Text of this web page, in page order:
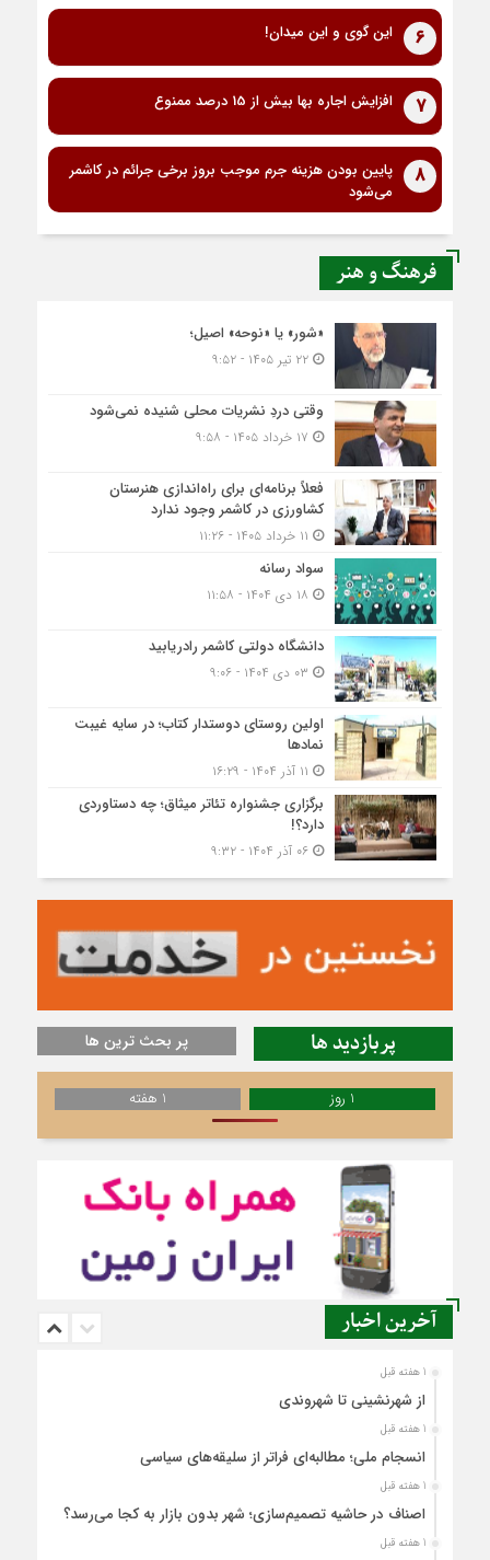
6 این گوی و این میدان!
7 افزایش اجاره بها بیش از 15 درصد ممنوع
8
پایین بودن هزینه جرم موجب بروز برخی جرائم در کاشمر
می‌شود
فرهنگ و هنر
«شور» یا «نوحه» اصیل؛
۲۲ تیر ۱۴۰۵ - ۹:۵۲
وقتی دردِ نشریات محلی شنیده نمی‌شود
فعلاً برنامه‌ای برای راه‌اندازی هنرستان
کشاورزی در کاشمر وجود ندارد
سواد رسانه
دانشگاه دولتی کاشمر‌ رادریابید
اولین روستای دوستدار کتاب؛ در سایه غیبت
نمادها
برگزاری جشنواره تئاتر میثاق؛ چه دستاوردی
دارد؟!
۰۶ آذر ۱۴۰۴ - ۹:۳۲
پربازدید ها پر بحث ترین ها
1 روز 1 هفته
آخرین اخبار
1 هفته قبل
از شهرنشینی تا شهروندی
1 هفته قبل
انسجام ملی؛ مطالبه‌ای فراتر از سلیقه‌های سیاسی
1 هفته قبل
اصناف در حاشیه تصمیم‌سازی؛ شهر بدون بازار به کجا می‌رسد؟
1 هفته قبل